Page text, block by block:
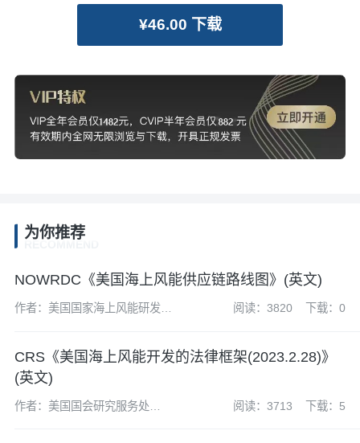
¥46.00 下载
为你推荐
NOWRDC《美国海上风能供应链路线图》(英文)
作者：美国国家海上风能研发联
阅读：3820 下载：0
CRS《美国海上风能开发的法律框架(2023.2.28)》
(英文)
作者：美国国会研究服务处
阅读：3713 下载：5